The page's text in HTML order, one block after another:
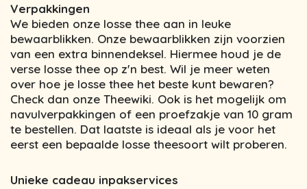
Verpakkingen
We bieden onze losse thee aan in leuke
bewaarblikken. Onze bewaarblikken zijn voorzien
van een extra binnendeksel. Hiermee houd je de
verse losse thee op z'n best. Wil je meer weten
over hoe je losse thee het beste kunt bewaren?
Check dan onze Theewiki. Ook is het mogelijk om
navulverpakkingen of een proefzakje van 10 gram
te bestellen. Dat laatste is ideaal als je voor het
eerst een bepaalde losse theesoort wilt proberen.
Unieke cadeau inpakservices